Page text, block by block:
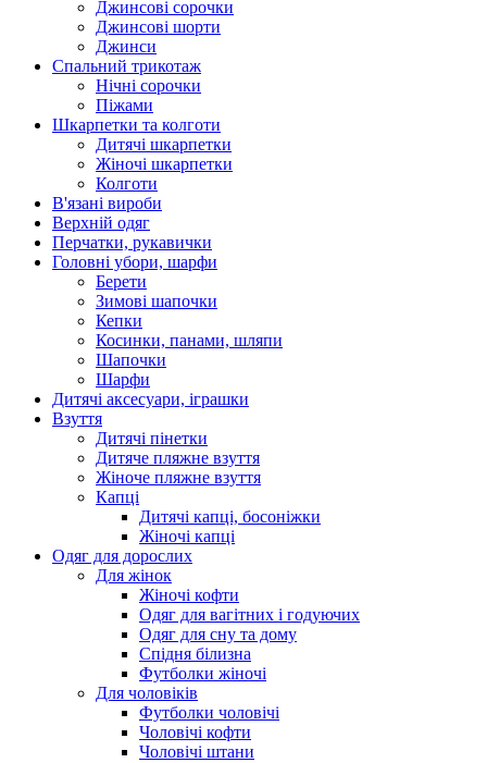
Джинсові сорочки
Джинсові шорти
Джинси
Спальний трикотаж
Нічні сорочки
Піжами
Шкарпетки та колготи
Дитячі шкарпетки
Жіночі шкарпетки
Колготи
В'язані вироби
Верхній одяг
Перчатки, рукавички
Головні убори, шарфи
Берети
Зимові шапочки
Кепки
Косинки, панами, шляпи
Шапочки
Шарфи
Дитячі аксесуари, іграшки
Взуття
Дитячі пінетки
Дитяче пляжне взуття
Жіноче пляжне взуття
Капці
Дитячі капці, босоніжки
Жіночі капці
Одяг для дорослих
Для жінок
Жіночі кофти
Одяг для вагітних і годуючих
Одяг для сну та дому
Спідня білизна
Футболки жіночі
Для чоловіків
Футболки чоловічі
Чоловічі кофти
Чоловічі штани